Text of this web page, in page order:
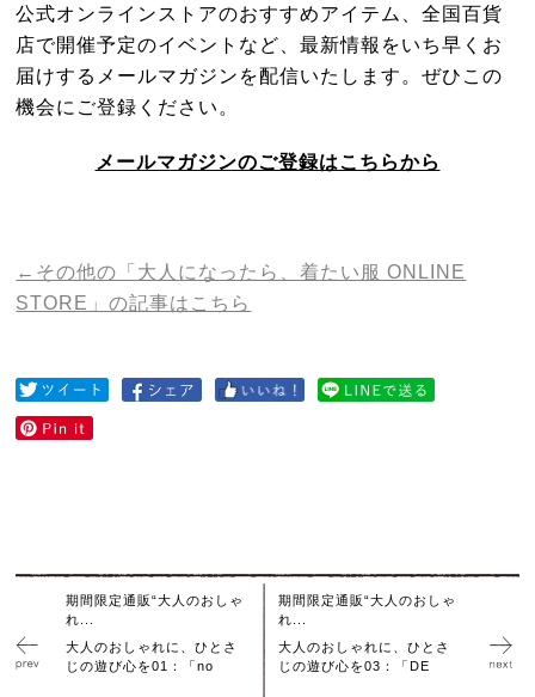
公式オンラインストアのおすすめアイテム、全国百貨
店で開催予定のイベントなど、最新情報をいち早くお
届けするメールマガジンを配信いたします。ぜひこの
機会にご登録ください。
メールマガジンのご登録はこちらから
←その他の「大人になったら、着たい服 ONLINE
STORE」の記事はこちら
期間限定通販“大人のおしゃ
れ...
大人のおしゃれに、ひとさ
じの遊び心を01：「no
期間限定通販“大人のおしゃ
れ...
大人のおしゃれに、ひとさ
じの遊び心を03：「DE